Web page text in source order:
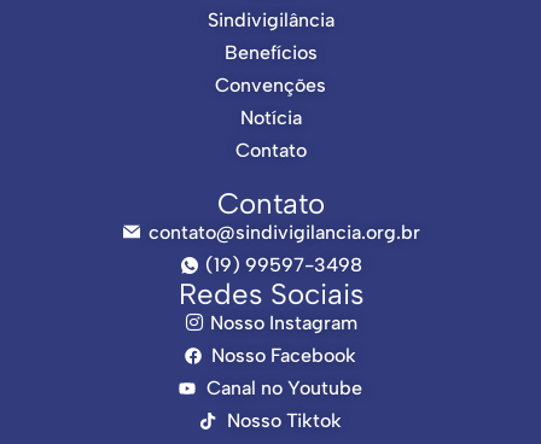
Sindivigilância
Benefícios
Convenções
Notícia
Contato
Contato
contato@sindivigilancia.org.br
(19) 99597-3498
Redes Sociais
Nosso Instagram
Nosso Facebook
Canal no Youtube
Nosso Tiktok